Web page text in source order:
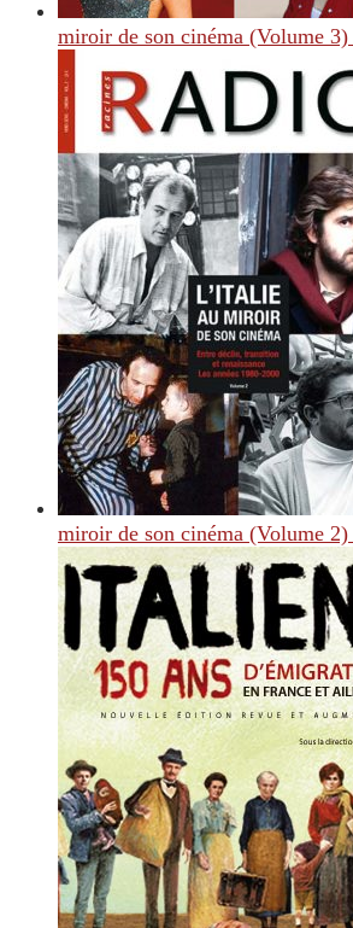
miroir de son cinéma (Volume 3)
miroir de son cinéma (Volume 2)